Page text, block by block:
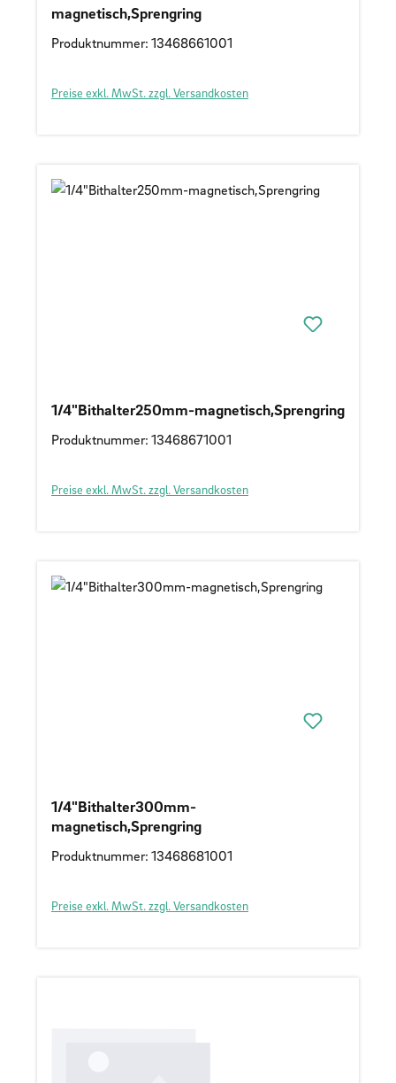
magnetisch,Sprengring
Produktnummer: 13468661001
Preise exkl. MwSt. zzgl. Versandkosten
1/4"Bithalter250mm-magnetisch,Sprengring
Produktnummer: 13468671001
Preise exkl. MwSt. zzgl. Versandkosten
1/4"Bithalter300mm-
magnetisch,Sprengring
Produktnummer: 13468681001
Preise exkl. MwSt. zzgl. Versandkosten